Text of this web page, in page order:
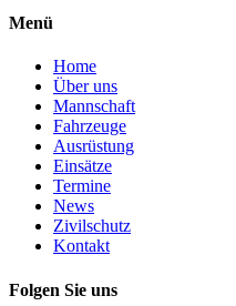
Menü
Home
Über uns
Mannschaft
Fahrzeuge
Ausrüstung
Einsätze
Termine
News
Zivilschutz
Kontakt
Folgen Sie uns